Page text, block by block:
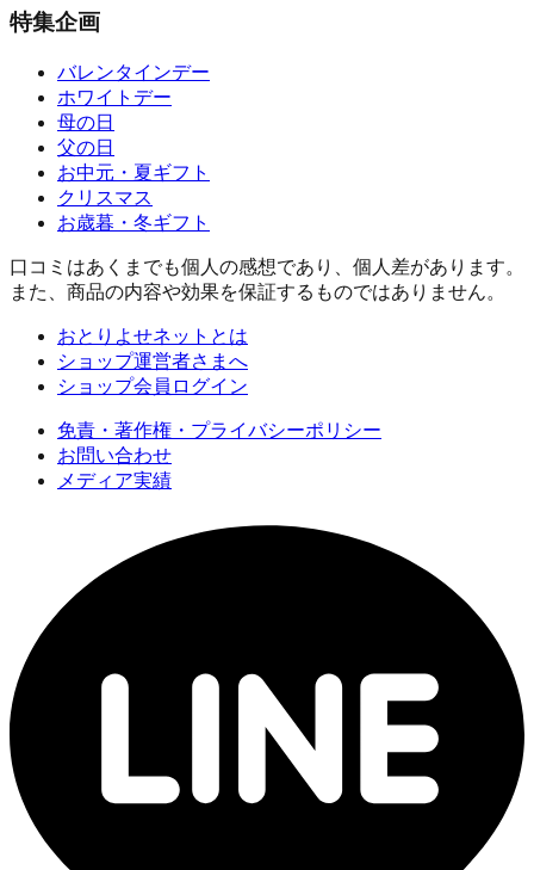
特集企画
バレンタインデー
ホワイトデー
母の日
父の日
お中元・夏ギフト
クリスマス
お歳暮・冬ギフト
口コミはあくまでも個人の感想であり、個人差があります。
また、商品の内容や効果を保証するものではありません。
おとりよせネットとは
ショップ運営者さまへ
ショップ会員ログイン
免責・著作権・プライバシーポリシー
お問い合わせ
メディア実績